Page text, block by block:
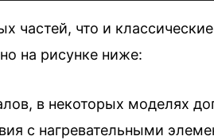
частей, что и
на рисунке ниже:
в некоторых моделях
с нагревательными